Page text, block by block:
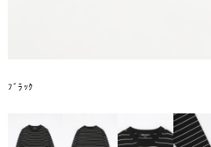
ﾌﾞﾗｯｸ